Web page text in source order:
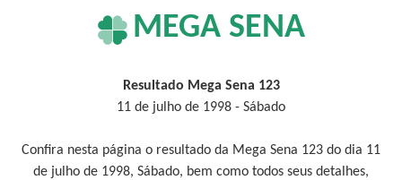
MEGA SENA
Resultado Mega Sena 123
11 de julho de 1998 - Sábado
Confira nesta página o resultado da Mega Sena 123 do dia 11
de julho de 1998, Sábado, bem como todos seus detalhes,